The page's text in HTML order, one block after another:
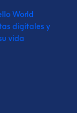
World
digitales y
vida